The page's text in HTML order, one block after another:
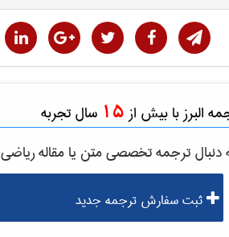
البرز با بیش از 15 سال تجربه
دنبال ترجمه تخصصی متن یا مقالهرياضی
ثبت سفارش ترجمه جدید